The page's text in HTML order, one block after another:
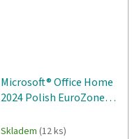
Microsoft® Office Home
2024 Polish EuroZone 1
Polský
Skladem (12 ks)